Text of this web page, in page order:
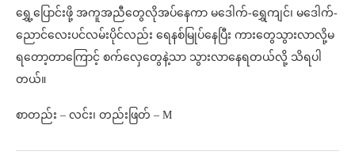
ရွှေ့ပြောင်းဖို့ အကူအညီတွေလိုအပ်နေကာ မဒေါက်-ရွှေကျင်၊ မဒေါက်-
ညောင်လေးပင်လမ်းပိုင်လည်း ရေနစ်မြုပ်နေပြီး ကားတွေသွားလာလို့မ
ရတော့တာကြောင့် စက်လှေတွေနဲ့သာ သွားလာနေရတယ်လို့ သိရပါ
တယ်။
စာတည်း – လင်း၊ တည်းဖြတ် – M⁩